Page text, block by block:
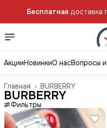
Бесплатная доставка
АкцииНовинкиО насВопросы
BURBERRY
Главная ›
BURBERRY
Фильтры